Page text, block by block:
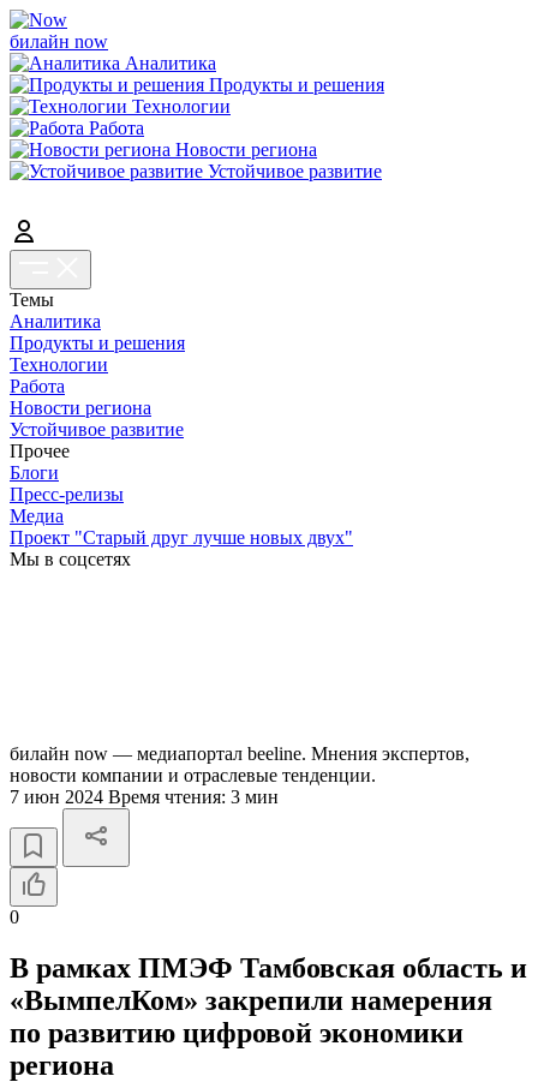
билайн now
Аналитика
Продукты и решения
Технологии
Работа
Новости региона
Устойчивое развитие
Темы
Аналитика
Продукты и решения
Технологии
Работа
Новости региона
Устойчивое развитие
Прочее
Блоги
Пресс-релизы
Медиа
Проект "Старый друг лучше новых двух"
Мы в соцсетях
билайн now — медиапортал beeline. Мнения экспертов,
новости компании и отраслевые тенденции.
7 июн 2024 Время чтения: 3 мин
0
В рамках ПМЭФ Тамбовская область и
«ВымпелКом» закрепили намерения
по развитию цифровой экономики
региона